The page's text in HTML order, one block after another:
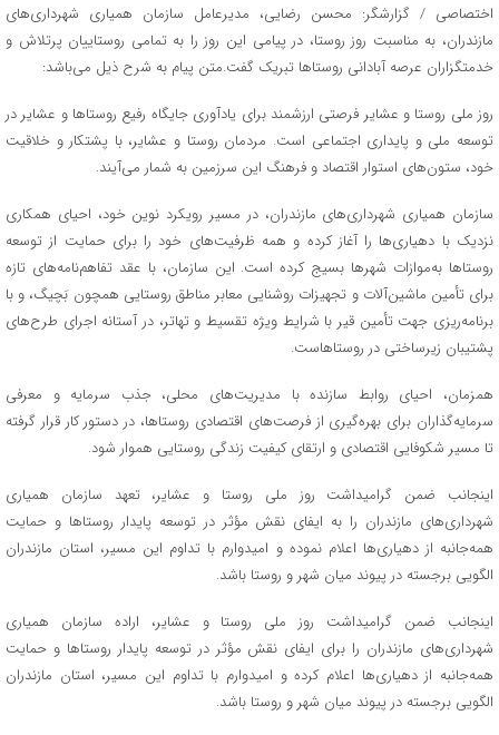
اختصاصی / گزارشگر: محسن رضایی، مدیرعامل سازمان همیاری شهرداری‌های
مازندران، به مناسبت روز روستا، در پیامی این روز را به تمامی روستاییان پرتلاش و
خدمتگزاران عرصه آبادانی روستاها تبریک گفت.متن پیام به شرح ذیل می‌باشد:
روز ملی روستا و عشایر فرصتی ارزشمند برای یادآوری جایگاه رفیع روستاها و عشایر در
توسعه ملی و پایداری اجتماعی است. مردمان روستا و عشایر، با پشتکار و خلاقیت
خود، ستون‌های استوار اقتصاد و فرهنگ این سرزمین به شمار می‌آیند.
سازمان همیاری شهرداری‌های مازندران، در مسیر رویکرد نوین خود، احیای همکاری
نزدیک با دهیاری‌ها را آغاز کرده و همه ظرفیت‌های خود را برای حمایت از توسعه
روستاها به‌موازات شهرها بسیج کرده است. این سازمان، با عقد تفاهم‌نامه‌های تازه
برای تأمین ماشین‌آلات و تجهیزات روشنایی معابر مناطق روستایی همچون بَچیگ، و با
برنامه‌ریزی جهت تأمین قیر با شرایط ویژه تقسیط و تهاتر، در آستانه اجرای طرح‌های
پشتیبان زیرساختی در روستاهاست.
همزمان، احیای روابط سازنده با مدیریت‌های محلی، جذب سرمایه و معرفی
سرمایه‌گذاران برای بهره‌گیری از فرصت‌های اقتصادی روستاها، در دستور کار قرار گرفته
تا مسیر شکوفایی اقتصادی و ارتقای کیفیت زندگی روستایی هموار شود.
اینجانب ضمن گرامیداشت روز ملی روستا و عشایر، تعهد سازمان همیاری
شهرداری‌های مازندران را به ایفای نقش مؤثر در توسعه پایدار روستاها و حمایت
همه‌جانبه از دهیاری‌ها اعلام نموده و امیدوارم با تداوم این مسیر، استان مازندران
الگویی برجسته در پیوند میان شهر و روستا باشد.
اینجانب ضمن گرامیداشت روز ملی روستا و عشایر، اراده سازمان همیاری
شهرداری‌های مازندران را برای ایفای نقش مؤثر در توسعه پایدار روستاها و حمایت
همه‌جانبه از دهیاری‌ها اعلام کرده و امیدوارم با تداوم این مسیر، استان مازندران
الگویی برجسته در پیوند میان شهر و روستا باشد.